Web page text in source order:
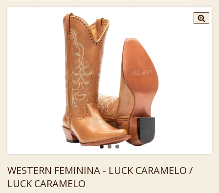
WESTERN FEMININA - LUCK CARAMELO /
LUCK CARAMELO